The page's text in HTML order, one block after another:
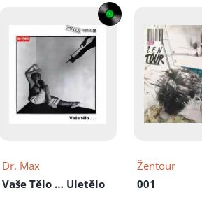
Dr. Max
Vaše Tělo … Uletělo
Žentour
001